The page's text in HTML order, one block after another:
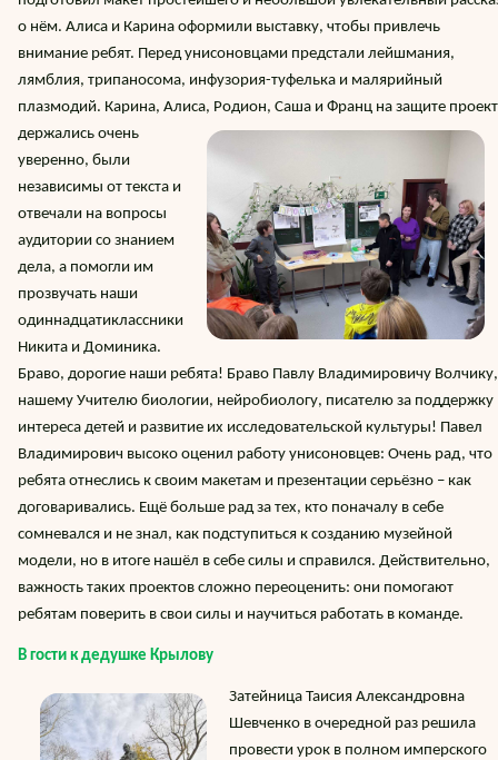
о нём. Алиса и Карина оформили выставку, чтобы привлечь
внимание ребят. Перед унисоновцами предстали лейшмания,
лямблия, трипаносома, инфузория-туфелька и малярийный
плазмодий. Карина, Алиса, Родион, Саша и Франц на защите
держались очень
уверенно, были
независимы от текста и
отвечали на вопросы
аудитории со знанием
дела, а помогли им
прозвучать наши
одиннадцатиклассники
Никита и Доминика.
Браво, дорогие наши ребята! Браво Павлу Владимировичу Волчику,
нашему Учителю биологии, нейробиологу, писателю за поддержку
интереса детей и развитие их исследовательской культуры! Павел
Владимирович высоко оценил работу унисоновцев: Очень рад, что
ребята отнеслись к своим макетам и презентации серьёзно – как
договаривались. Ещё больше рад за тех, кто поначалу в себе
сомневался и не знал, как подступиться к созданию музейной
модели, но в итоге нашёл в себе силы и справился. Действительно,
важность таких проектов сложно переоценить: они помогают
ребятам поверить в свои силы и научиться работать в команде.
В гости к дедушке Крылову
Затейница Таисия Александровна
Шевченко в очередной раз решила
провести урок в полном имперского